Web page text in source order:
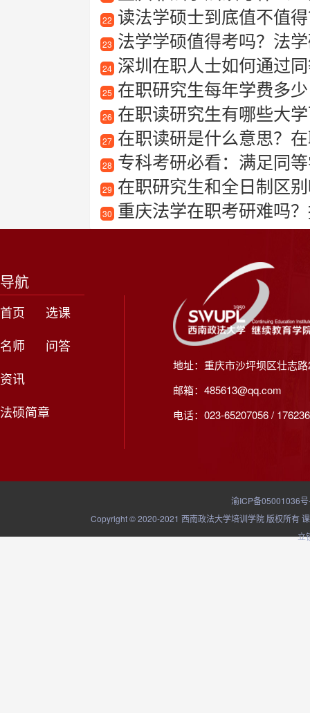
22 读法学硕士到底值不值
23 法学学硕值得考吗？法
24 深圳在职人士如何通过同
25 在职研究生每年学费多少
26 在职读研究生有哪些大学可以
27 在职读研是什么意思？
28 专科考研必看：满足同
29 在职研究生和全日制区
30 重庆法学在职考研难吗
导航
首页
选课
名师
问答
资讯
法硕简章
地址：重庆市沙坪坝区壮志
邮箱：485613@qq.com
电话：023-65207056 /
渝ICP备05001036
Copyright © 2020-2021 西南政法大学培训学院 版权所有
立